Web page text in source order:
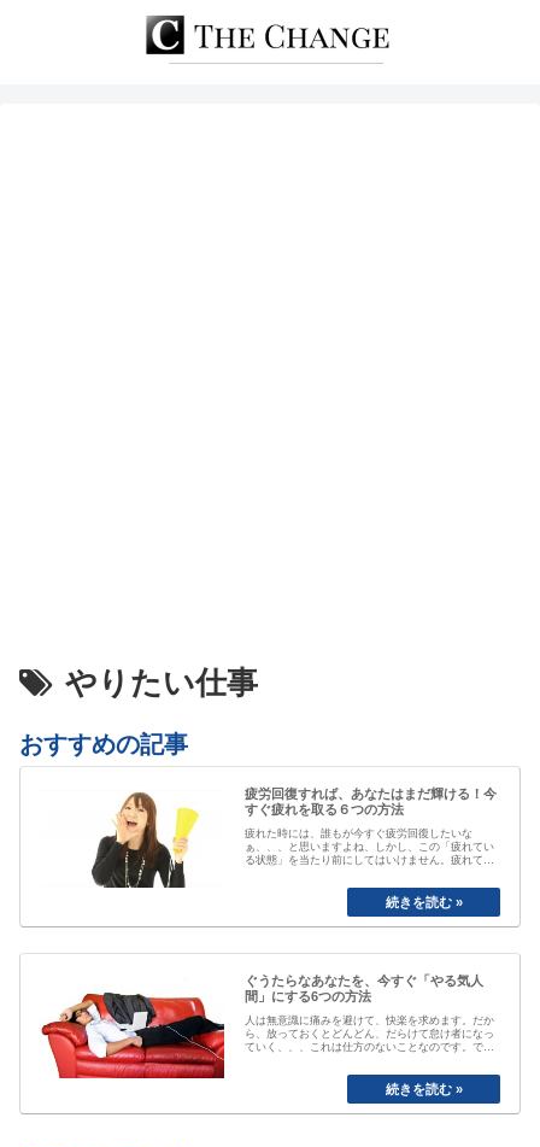
やりたい仕事
おすすめの記事
疲労回復すれば、あなたはまだ輝ける！今
すぐ疲れを取る６つの方法
疲れた時には、誰もが今すぐ疲労回復したいな
ぁ、、、と思いますよね、しかし、この「疲れてい
る状態」を当たり前にしてはいけません。疲れてい
がて気付かなくなってしまいます。「最近疲れてい
ますよね」と誰かに声を掛けられるまで、自分は大
丈夫と思ってしまっていたり、いつのまにか覇気が
感…
ぐうたらなあなたを、今すぐ「やる気人
間」にする6つの方法
人は無意識に痛みを避けて、快楽を求めます。だか
ら、放っておくとどんどん、だらけて怠け者になっ
ていく、、、これは仕方のないことなのです。で
私も以前は、おもいきり、「ぐうたら属性」でし
た。食べたら寝る、めんどくさいから明日でいい
や、、と言い続けて結局やらない、忘れてしまう
etc…